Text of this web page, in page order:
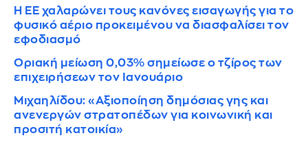
Η ΕΕ χαλαρώνει τους κανόνες εισαγωγής για το
φυσικό αέριο προκειμένου να διασφαλίσει τον
εφοδιασμό
Οριακή μείωση 0,03% σημείωσε ο τζίρος των
επιχειρήσεων τον Ιανουάριο
Μιχαηλίδου: «Αξιοποίηση δημόσιας γης και
ανενεργών στρατοπέδων για κοινωνική και
προσιτή κατοικία»